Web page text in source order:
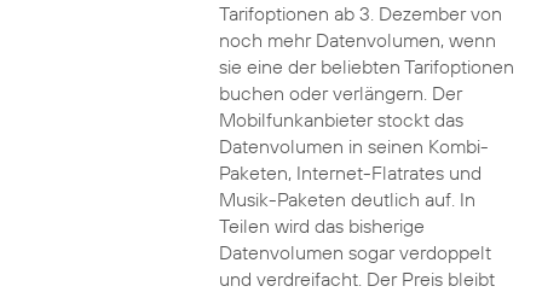
Tarifoptionen ab 3. Dezember von
noch mehr Datenvolumen, wenn
sie eine der beliebten Tarifoptionen
buchen oder verlängern. Der
Mobilfunkanbieter stockt das
Datenvolumen in seinen Kombi-
Paketen, Internet-Flatrates und
Musik-Paketen deutlich auf. In
Teilen wird das bisherige
Datenvolumen sogar verdoppelt
und verdreifacht. Der Preis bleibt